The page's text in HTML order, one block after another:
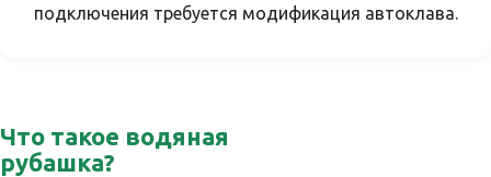
подключения требуется модификация автоклава.
Что такое водяная
рубашка?